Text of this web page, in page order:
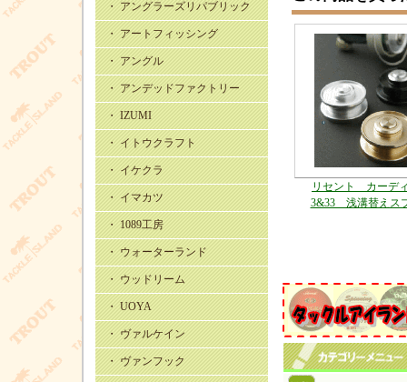
・ アングラーズリパブリック
・ アートフィッシング
・ アングル
・ アンデッドファクトリー
・ IZUMI
・ イトウクラフト
・ イケクラ
・ イマカツ
・ 1089工房
・ ウォーターランド
・ ウッドリーム
・ UOYA
・ ヴァルケイン
・ ヴァンフック
リセント カーデ
3&33 浅溝替えス